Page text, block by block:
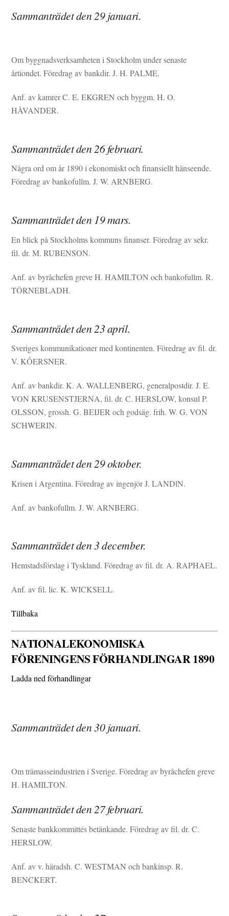
Sammanträdet den 29 januari.
Om byggnadsverksamheten i Stockholm under senaste
årtiondet. Föredrag av bankdir. J. H. PALME.
Anf. av kamrer C. E. EKGREN och byggm. H. O.
HÅVANDER.
Sammanträdet den 26 februari.
Några ord om år 1890 i ekonomiskt och finansiellt hänseende.
Föredrag av bankofullm. J. W. ARNBERG.
Sammanträdet den 19 mars.
En blick på Stockholms kommuns finanser. Föredrag av sekr.
fil. dr. M. RUBENSON.
Anf. av byråchefen greve H. HAMILTON och bankofullm. R.
TÖRNEBLADH.
Sammanträdet den 23 april.
Sveriges kommunikationer med kontinenten. Föredrag av fil. dr.
V. KÔERSNER.
Anf. av bankdir. K. A. WALLENBERG, generalpostdir. J. E.
VON KRUSENSTJERNA, fil. dr. C. HERSLOW, konsul P.
OLSSON, grossh. G. BEIJER och godsäg. frih. W. G. VON
SCHWERIN.
Sammanträdet den 29 oktober.
Krisen i Argentina. Föredrag av ingenjör J. LANDlN.
Anf. av bankofullm. J. W. ARNBERG.
Sammanträdet den 3 december.
Hemstadsförslag i Tyskland. Föredrag av fil. dr. A. RAPHAEL.
Anf. av fil. lic. K. WICKSELL.
Tillbaka
NATIONALEKONOMISKA
FÖRENINGENS FÖRHANDLINGAR 1890
Ladda ned förhandlingar
Sammanträdet den 30 januari.
Om trämasseindustrien i Sverige. Föredrag av byråchefen greve
H. HAMILTON.
Sammanträdet den 27 februari.
Senaste bankkommittés betänkande. Föredrag av fil. dr. C.
HERSLOW.
Anf. av v. häradsh. C. WESTMAN och bankinsp. R.
BENCKERT.